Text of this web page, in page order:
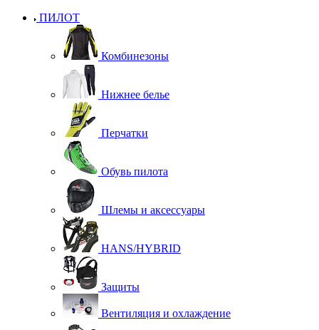
ПИЛОТ
Комбинезоны
Нижнее белье
Перчатки
Обувь пилота
Шлемы и аксессуары
HANS/HYBRID
Защиты
Вентиляция и охлаждение